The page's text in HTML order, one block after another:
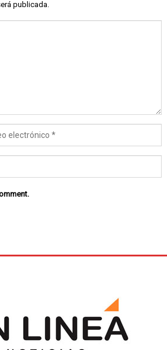
publicada.